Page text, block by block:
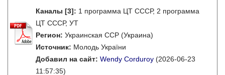
Каналы [3]: 1 программа ЦТ СССР, 2 программа
ЦТ СССР, УТ
Регион: Украинская ССР (Украина)
Источник: Молодь України
Добавил на сайт: Wendy Corduroy (2026-06-23
11:57:35)